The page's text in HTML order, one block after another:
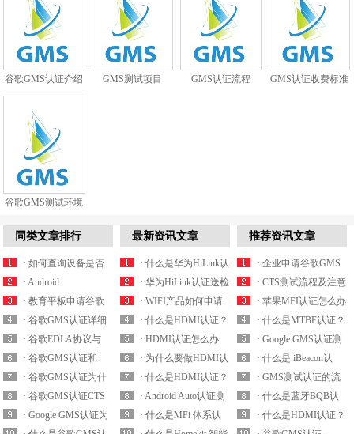
谷歌GMS认证介绍 GMS测试项目 GMS认证流程 GMS认证收费标准
谷歌GMS测试环境
同类文章排行
· 如何查询设备是否
获得谷歌GMS认证授
权？
· Android
GMS（cts/gts/cts-v）
认证测试工具及测试
环境要求
· 教育平板申请谷歌
GMS认证一定要获得
EDLA协议吗？
· 谷歌GMS认证详细
认证流程介绍
· 谷歌EDLA协议与
MADA协议有什么区
别？
· 谷歌GMS认证和
MADA协议有什么关
系？申请GMS认证必
须要协议吗？
· 谷歌GMS认证为什
么要去3PL实验室测
试？
· 谷歌GMS认证CTS
测试之GTS测试有什
· Google GMS认证为
最新资讯文章
· 什么是华为HiLink认
证？HiLink认证怎么
办理？
· 华为HiLink认证送检
样机有什么要求？
· WIFI产品如何申请
华为HiLink认证？
· 什么是HDMI认证？
如何查询HDMI协会
会员？
· HDMI认证怎么办
理？哪家实验室可以
办理HDMI认证？
· 为什么要做HDMI认
证？不申请HDMI认
证有什么处罚？
· 什么是HDMI认证？
HDMI认证测试要求
有哪些？
· Android Auto认证测
试内容有哪些？
· 什么是MFi 体系认
推荐资讯文章
· 企业申请谷歌GMS
认证有什么作用？
· CTS测试流程及注意
事项
· 苹果MFI认证怎么办
理？需要提供哪些资
料?
· 什么是MTBF认证？
哪家实验室可以测试
MTBF认证？
· Google GMS认证测
试环境搭建要求
· 什么是 iBeacon认
证？
· GMS测试认证的流
程
· 什么是蓝牙BQB认
证？BQB认证测试哪
· 什么是HDMI认证？